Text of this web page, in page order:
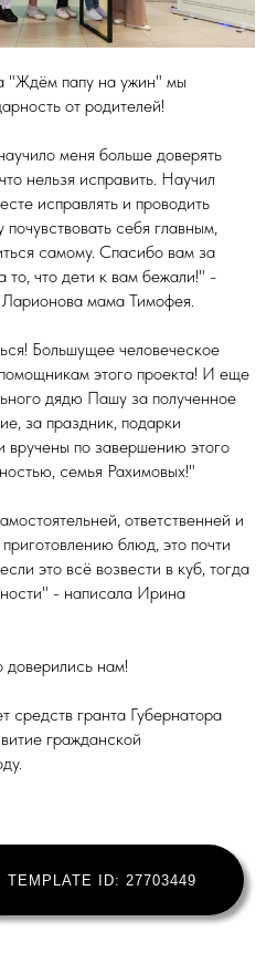
"Ждём папу на ужин" мы
от родителей!
меня больше доверять
нельзя исправить. Научил
исправлять и проводить
себя главным,
самому. Спасибо вам за
то, что дети к вам бежали!" -
мама Тимофея.
Большущее человеческое
этого проекта! И еще
дядю Пашу за полученное
за праздник, подарки
вручены по завершению этого
семья Рахимовых!"
ответственней и
блюд, это почти
это всё возвести в куб, тогда
- написала Ирина
доверились нам!
средств гранта Губернатора
гражданской
TEMPLATE ID: 27703449